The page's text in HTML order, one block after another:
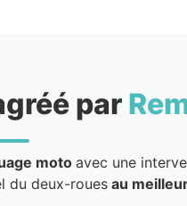
par
motoavec une
du deux-rouesau